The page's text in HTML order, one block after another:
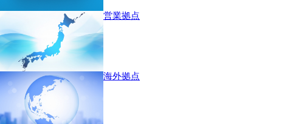
営業拠点
海外拠点